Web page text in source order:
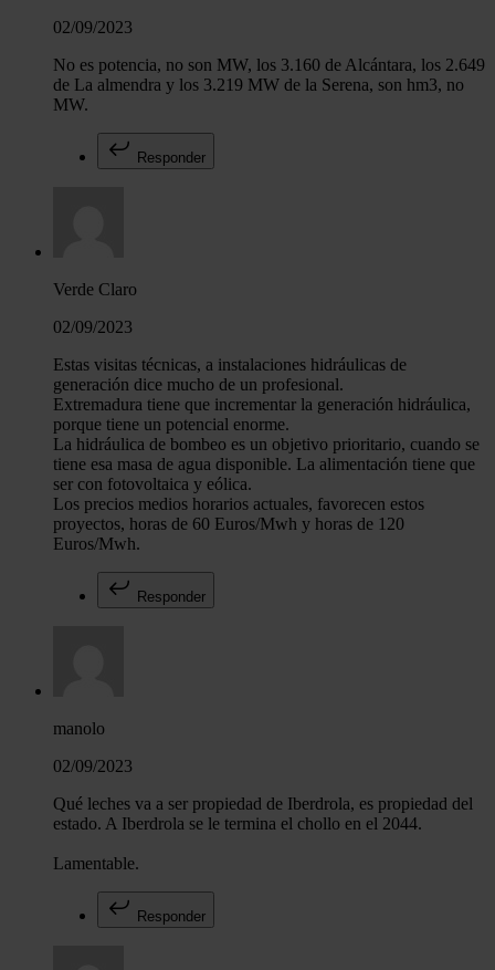
02/09/2023
No es potencia, no son MW, los 3.160 de Alcántara, los 2.649
de La almendra y los 3.219 MW de la Serena, son hm3, no
MW.
Responder
Verde Claro
02/09/2023
Estas visitas técnicas, a instalaciones hidráulicas de
generación dice mucho de un profesional.
Extremadura tiene que incrementar la generación hidráulica,
porque tiene un potencial enorme.
La hidráulica de bombeo es un objetivo prioritario, cuando se
tiene esa masa de agua disponible. La alimentación tiene que
ser con fotovoltaica y eólica.
Los precios medios horarios actuales, favorecen estos
proyectos, horas de 60 Euros/Mwh y horas de 120
Euros/Mwh.
Responder
manolo
02/09/2023
Qué leches va a ser propiedad de Iberdrola, es propiedad del
estado. A Iberdrola se le termina el chollo en el 2044.
Lamentable.
Responder